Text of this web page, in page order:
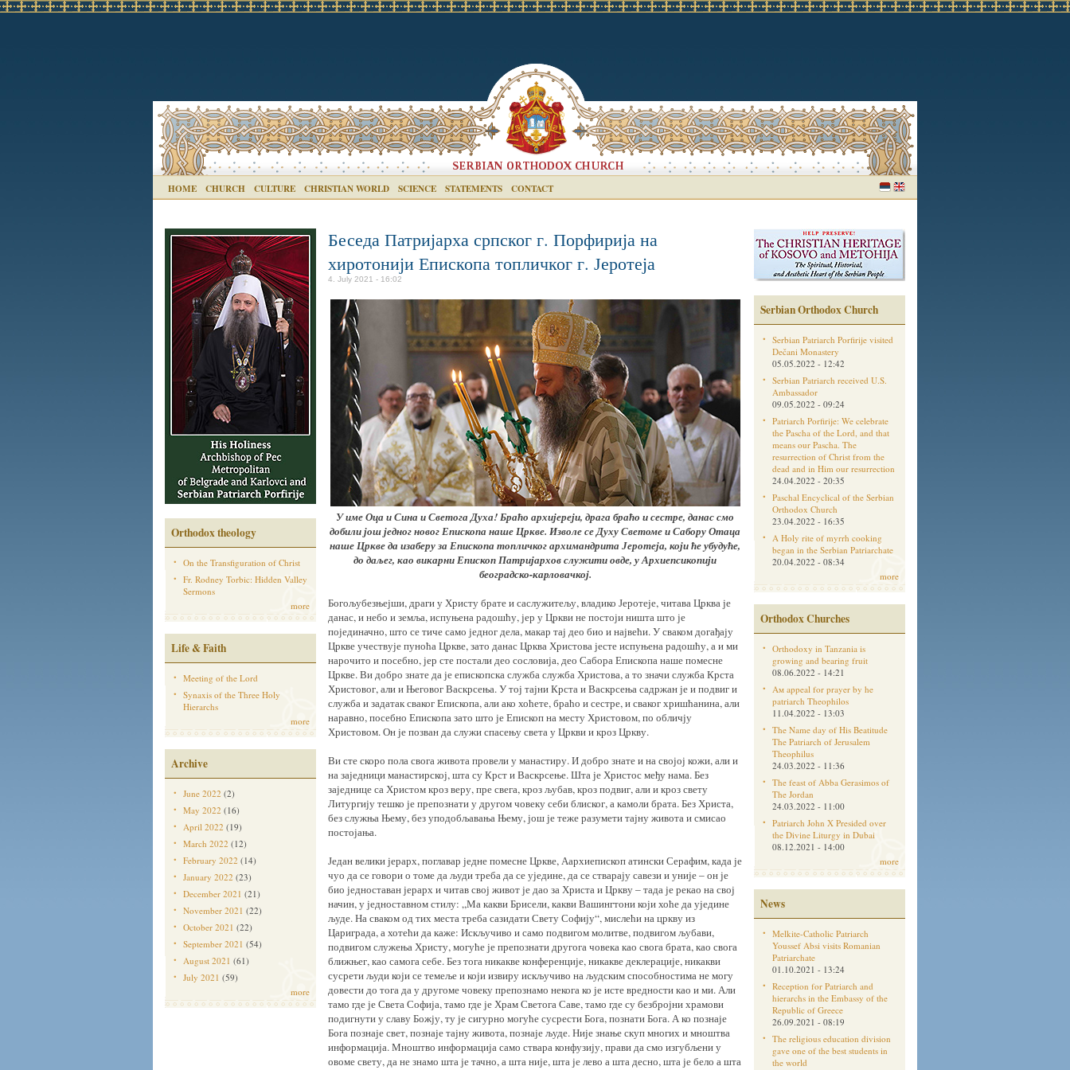
HOME CHURCH CULTURE CHRISTIAN WORLD SCIENCE STATEMENTS CONTACT
Orthodox theology
On the Transfiguration of Christ
Fr. Rodney Torbic: Hidden Valley
Sermons
more
Life & Faith
Meeting of the Lord
Synaxis of the Three Holy
Hierarchs
more
Archive
June 2022 (2)
May 2022 (16)
April 2022 (19)
March 2022 (12)
February 2022 (14)
January 2022 (23)
December 2021 (21)
November 2021 (22)
October 2021 (22)
September 2021 (54)
August 2021 (61)
July 2021 (59)
more
Беседа Патријарха српског г. Порфирија на
хиротонији Епископа топличког г. Јеротеја
4. July 2021 - 16:02
У име Оца и Сина и Светога Духа! Браћо архијереји, драга браћо и сестре, данас смо
добили још једног новог Епископа наше Цркве. Изволе се Духу Светоме и Сабору Отаца
наше Цркве да изаберу за Епископа топличког архимандрита Јеротеја, који ће убудуће,
до даљег, као викарни Епископ Патријархов служити овде, у Архиепсикопији
београдско-карловачкој.
Богољубезњејши, драги у Христу брате и саслужитељу, владико Јеротеје, читава Црква је
данас, и небо и земља, испуњена радошћу, јер у Цркви не постоји ништа што је
појединачно, што се тиче само једног дела, макар тај део био и највећи. У сваком догађају
Цркве учествује пуноћа Цркве, зато данас Црква Христова јесте испуњена радошћу, а и ми
нарочито и посебно, јер сте постали део сословија, део Сабора Епископа наше помесне
Цркве. Ви добро знате да је епископска служба служба Христова, а то значи служба Крста
Христовог, али и Његовог Васкрсења. У тој тајни Крста и Васкрсења садржан је и подвиг и
служба и задатак сваког Епископа, али ако хоћете, браћо и сестре, и сваког хришћанина, али
наравно, посебно Епископа зато што је Епископ на месту Христовом, по обличју
Христовом. Он је позван да служи спасењу света у Цркви и кроз Цркву.
Ви сте скоро пола свога живота провели у манастиру. И добро знате и на својој кожи, али и
на заједници манастирској, шта су Крст и Васкрсење. Шта је Христос међу нама. Без
заједнице са Христом кроз веру, пре свега, кроз љубав, кроз подвиг, али и кроз свету
Литургију тешко је препознати у другом човеку себи блиског, а камоли брата. Без Христа,
без служња Њему, без уподобљавања Њему, још је теже разумети тајну живота и смисао
постојања.
Један велики јерарх, поглавар једне помесне Цркве, Аархиепископ атински Серафим, када је
чуо да се говори о томе да људи треба да се уједине, да се стварају савези и уније – он је
био једноставан јерарх и читав свој живот је дао за Христа и Цркву – тада је рекао на свој
начин, у једноставном стилу: „Ма какви Брисели, какви Вашингтони који хоће да уједине
људе. На сваком од тих места треба сазидати Свету Софију“, мислећи на цркву из
Цариграда, а хотећи да каже: Искључиво и само подвигом молитве, подвигом љубави,
подвигом служења Христу, могуће је препознати другога човека као свога брата, као свога
ближњег, као самога себе. Без тога никакве конференције, никакве деклерације, никакви
сусрети људи који се темеље и који извиру искључиво на људским способностима не могу
довести до тога да у другоме човеку препознамо некога ко је исте вредности као и ми. Али
тамо где је Света Софија, тамо где је Храм Светога Саве, тамо где су безбројни храмови
подигнути у славу Божју, ту је сигурно могуће сусрести Бога, познати Бога. А ко познаје
Бога познаје свет, познаје тајну живота, познаје људе. Није знање скуп многих и мноштва
информација. Мноштво информација само ствара конфузију, прави да смо изгубљени у
овоме свету, да не знамо шта је тачно, а шта није, шта је лево а шта десно, шта је бело а шта
Serbian Orthodox Church
Serbian Patriarch Porfirije visited
Dečani Monastery
05.05.2022 - 12:42
Serbian Patriarch received U.S.
Ambassador
09.05.2022 - 09:24
Patriarch Porfirije: We celebrate
the Pascha of the Lord, and that
means our Pascha. The
resurrection of Christ from the
dead and in Him our resurrection
24.04.2022 - 20:35
Paschal Encyclical of the Serbian
Orthodox Church
23.04.2022 - 16:35
A Holy rite of myrrh cooking
began in the Serbian Patriarchate
20.04.2022 - 08:34
more
Orthodox Churches
Orthodoxy in Tanzania is
growing and bearing fruit
08.06.2022 - 14:21
Aм appeal for prayer by he
patriarch Theophilos
11.04.2022 - 13:03
The Name day of His Beatitude
The Patriarch of Jerusalem
Theophilus
24.03.2022 - 11:36
The feast of Abba Gerasimos of
The Jordan
24.03.2022 - 11:00
Patriarch John X Presided over
the Divine Liturgy in Dubai
08.12.2021 - 14:00
more
News
Melkite-Catholic Patriarch
Youssef Absi visits Romanian
Patriarchate
01.10.2021 - 13:24
Reception for Patriarch and
hierarchs in the Embassy of the
Republic of Greece
26.09.2021 - 08:19
The religious education division
gave one of the best students in
the world